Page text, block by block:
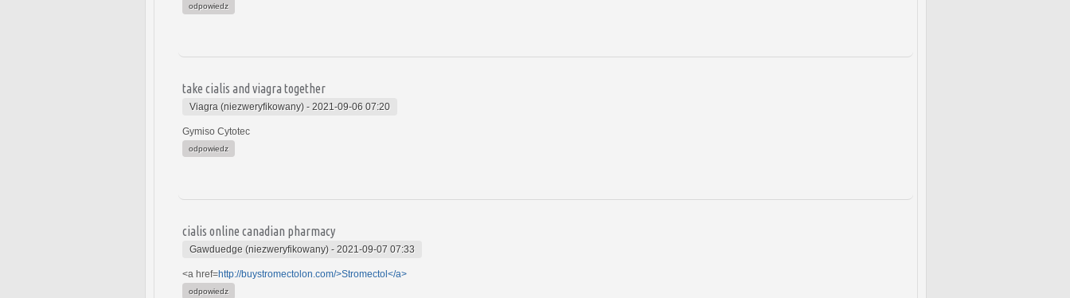
odpowiedz
take cialis and viagra together
Viagra (niezweryfikowany) - 2021-09-06 07:20
Gymiso Cytotec
odpowiedz
cialis online canadian pharmacy
Gawduedge (niezweryfikowany) - 2021-09-07 07:33
<a href=http://buystromectolon.com/>Stromectol</a>
odpowiedz